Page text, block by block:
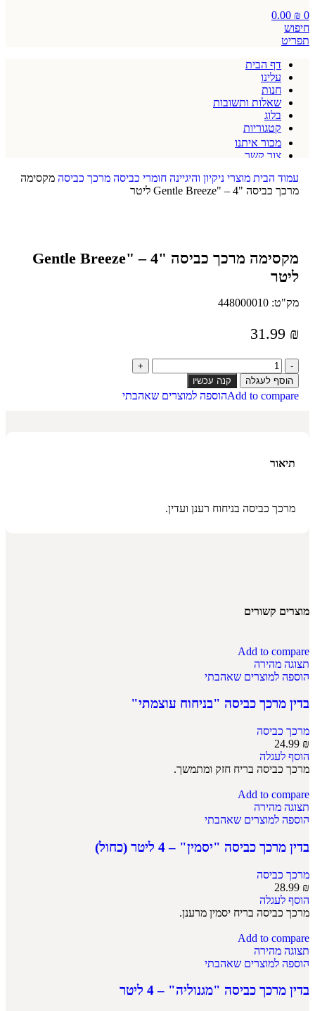
0
0.00 ₪
חיפוש
תפריט
דף הבית
עלינו
חנות
שאלות ותשובות
בלוג
קטגוריות
מכור איתנו
צור קשר
עמוד הבית מוצרי ניקיון והיגיינה חומרי כביסה מרכך כביסה מקסימה
מרכך כביסה "Gentle Breeze" – 4 ליטר
מקסימה מרכך כביסה "Gentle Breeze" – 4
ליטר
מק"ט: 448000010
31.99 ₪
הוסף לעגלה קנה עכשיו
Add to compareהוספה למוצרים שאהבתי
תיאור
מרכך כביסה בניחוח רענן ועדין.
מוצרים קשורים
Add to compare
תצוגה מהירה
הוספה למוצרים שאהבתי
בדין מרכך כביסה "בניחוח עוצמתי"
מרכך כביסה
24.99 ₪
הוסף לעגלה
מרכך כביסה בריח חזק ומתמשך.
Add to compare
תצוגה מהירה
הוספה למוצרים שאהבתי
בדין מרכך כביסה "יסמין" – 4 ליטר (כחול)
מרכך כביסה
28.99 ₪
הוסף לעגלה
מרכך כביסה בריח יסמין מרענן.
Add to compare
תצוגה מהירה
הוספה למוצרים שאהבתי
בדין מרכך כביסה "מגנוליה" – 4 ליטר